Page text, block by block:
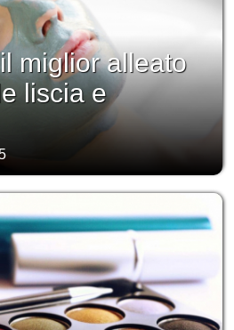
miglior alleato
liscia e